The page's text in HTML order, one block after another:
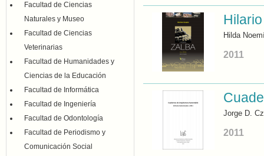
Facultad de Ciencias
Naturales y Museo
Facultad de Ciencias
Veterinarias
Facultad de Humanidades y
Ciencias de la Educación
Facultad de Informática
Facultad de Ingeniería
Facultad de Odontología
Facultad de Periodismo y
Comunicación Social
Hilda
2011
Jorge D.
2011